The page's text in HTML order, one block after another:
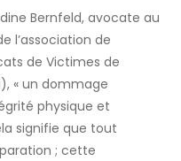
Bernfeld, avocate au
l’association de
de Victimes de
« un dommage
physique et
signifie que tout
; cette